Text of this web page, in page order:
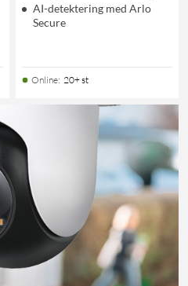
AI-detektering med Arlo
Secure
Online: 20+ st